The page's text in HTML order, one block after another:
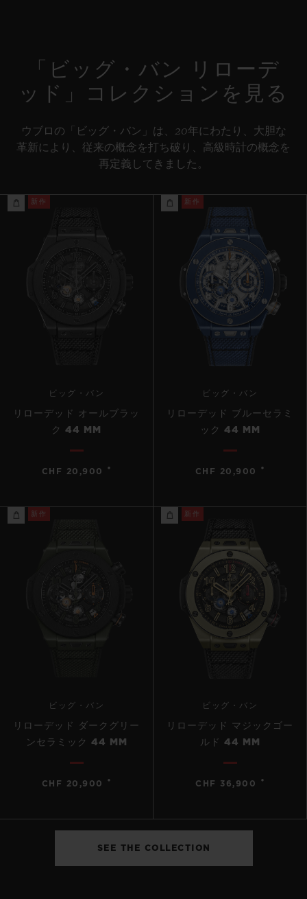
約72時間
ン入りラバーストラップ
ブラックセラミック＆チタニウム
「ビッグ・バン リローデ
ッド」コレクションを見る
ウブロの「ビッグ・バン」は、20年にわたり、大胆な
革新により、従来の概念を打ち破り、高級時計の概念を
再定義してきました。
新作
ビッグ・バン
リローデッド オールブラッ
ク 44 MM
CHF 20,900 •
新作
ビッグ・バン
リローデッド ブルーセラミ
ック 44 MM
CHF 20,900 •
新作
ビッグ・バン
リローデッド ダークグリー
ンセラミック 44 MM
CHF 20,900 •
新作
ビッグ・バン
リローデッド マジックゴー
ルド 44 MM
CHF 36,900 •
SEE THE COLLECTION